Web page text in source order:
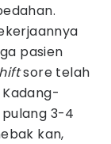
pasien
sore telah
3-4
kan,